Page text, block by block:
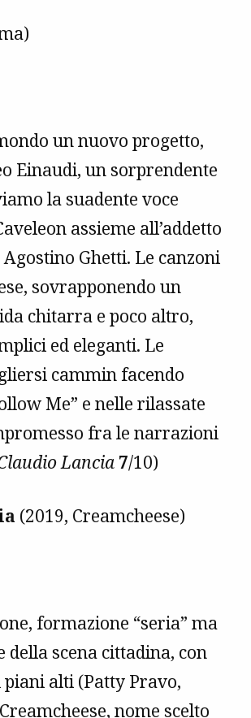
un nuovo progetto,
Einaudi, un sorprendente
la suadente voce
assieme all’addetto
Ghetti. Le canzoni
sovrapponendo un
chitarra e poco altro,
ed eleganti. Le
cammin facendo
Me” e nelle rilassate
fra le narrazioni
Lancia 7/10)
(2019, Creamcheese)
formazione “seria” ma
scena cittadina, con
piani alti (Patty Pravo,
nome scelto